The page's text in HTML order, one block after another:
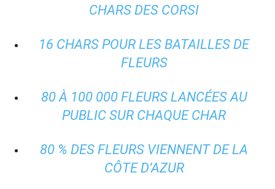
CHARS DES CORSI
16 CHARS POUR LES BATAILLES DE
FLEURS
80 À 100 000 FLEURS LANCÉES AU
PUBLIC SUR CHAQUE CHAR
80 % DES FLEURS VIENNENT DE LA
CÔTE D’AZUR